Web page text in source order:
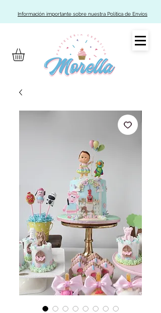
Información importante sobre nuestra Política de Envíos